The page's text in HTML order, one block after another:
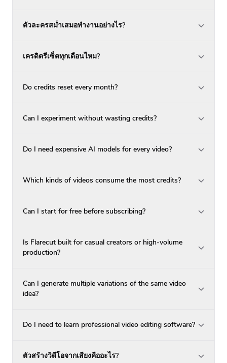
ตัวละครสม่ำเสมอทำงานอย่างไร?
เครดิตรีเซ็ตทุกเดือนไหม?
Do credits reset every month?
Can I experiment without wasting credits?
Do I need expensive AI models for every video?
Which kinds of videos consume the most credits?
Can I start for free before subscribing?
Is Flarecut built for casual creators or high-volume
production?
Can I generate multiple variations of the same video
idea?
Do I need to learn professional video editing software?
ตัวสร้างวิดีโอจากเสียงคืออะไร?